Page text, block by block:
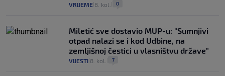
VRIJEME 8. kol. 0
Miletić sve dostavio MUP-u: "Sumnjivi
otpad nalazi se i kod Udbine, na
zemljišnoj čestici u vlasništvu države"
VIJESTI 8. kol. 7